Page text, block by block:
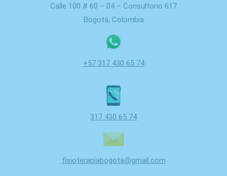
Calle 100 # 60 – 04 – Consultorio 617
Bogotá, Colombia
+57 317 430 65 74
317 430 65 74
fisioterapiabogota@gmail.com